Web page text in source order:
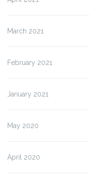
March 2021
February 2021
January 2021
May 2020
April 2020